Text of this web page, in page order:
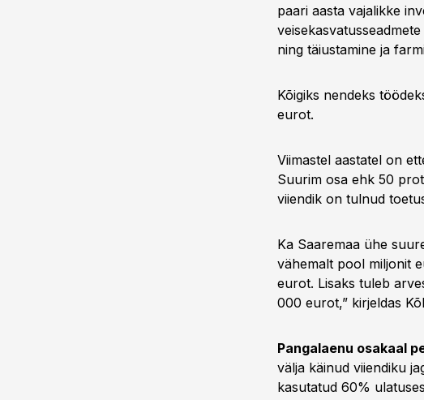
paari aasta vajalikke
ning täiustamine ja
Kõigiks nendeks
eurot.
Viimastel aastatel on
Suurim osa ehk 50
viiendik on tulnud
Ka Saaremaa ühe
vähemalt pool miljonit
eurot. Lisaks tuleb
000 eurot,” kirjeldas
Pangalaenu osakaal
välja käinud viiendiku
kasutatud 60%